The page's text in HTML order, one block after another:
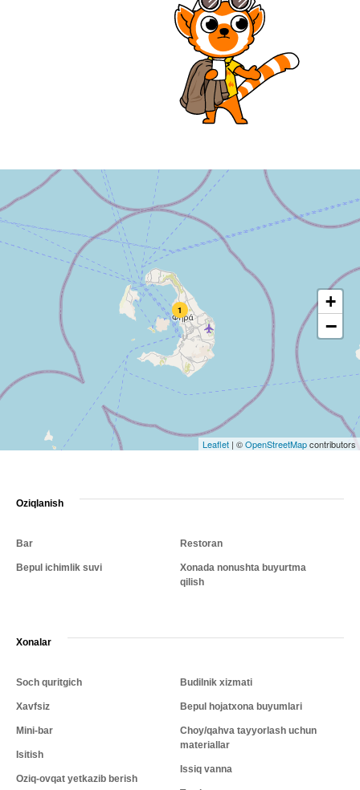
1 +
−
Leaflet | ©OpenStreetMapcontributors
Oziqlanish
Bar
Bepul ichimlik suvi
Restoran
Xonada nonushta buyurtma
qilish
Xonalar
Soch quritgich
Xavfsiz
Mini-bar
Isitish
Oziq-ovqat yetkazib berish
Budilnik xizmati
Bepul hojatxona buyumlari
Choy/qahva tayyorlash uchun
materiallar
Issiq vanna